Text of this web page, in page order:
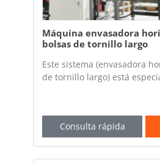
Máquina envasadora
bolsas de tornillo largo
Este sistema (envasadora
de tornillo largo) está
Consulta rápida